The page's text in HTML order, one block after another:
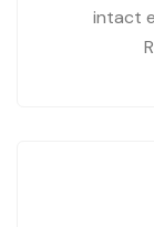
intact